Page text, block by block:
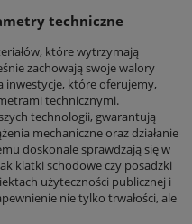
techniczne
które wytrzymają
zachowają swoje walory
inwestycje, które oferujemy,
technicznymi.
technologii, gwarantują
mechaniczne oraz działanie
doskonale sprawdzają się w
klatki schodowe czy posadzki
użyteczności publicznej i
nie tylko trwałości, ale